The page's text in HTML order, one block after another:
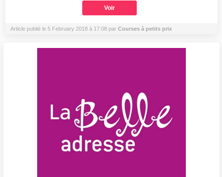
Voir
Article publié le 5 February 2018 à 17:08 par Courses à petits prix